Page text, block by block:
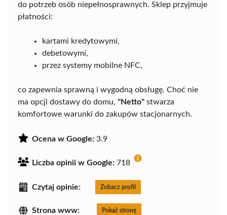
do potrzeb osób niepełnosprawnych. Sklep przyjmuje
płatności:
kartami kredytowymi,
debetowymi,
przez systemy mobilne NFC,
co zapewnia sprawną i wygodną obsługę. Choć nie
ma opcji dostawy do domu, "Netto" stwarza
komfortowe warunki do zakupów stacjonarnych.
Ocena w Google: 3.9
Liczba opinii w Google: 718
Czytaj opinie: Zobacz profil
Strona www: Pokaż stronę